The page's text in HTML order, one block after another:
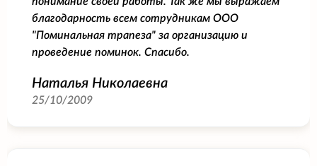
благодарность всем сотрудникам ООО
"Поминальная трапеза" за организацию и
проведение поминок. Спасибо.
Наталья Николаевна
25/10/2009